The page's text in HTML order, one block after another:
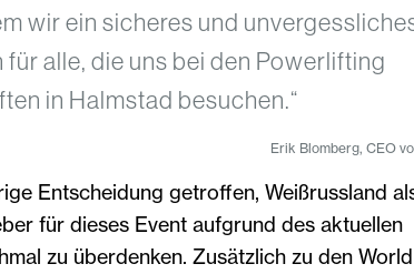
wir ein sicheres und
alle, die uns bei den Powerlifting
in Halmstad besuchen.“
Erik Blomberg, CEO
Entscheidung getroffen, Weißrussland
für dieses Event aufgrund des aktuellen
zu überdenken. Zusätzlich zu den World